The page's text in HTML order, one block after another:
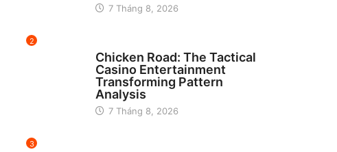
7 Tháng 8, 2026
2
Chicken Road: The Tactical
Casino Entertainment
Transforming Pattern
Analysis
7 Tháng 8, 2026
3